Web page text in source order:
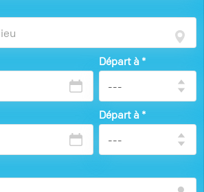
Départ à *
Départ à *